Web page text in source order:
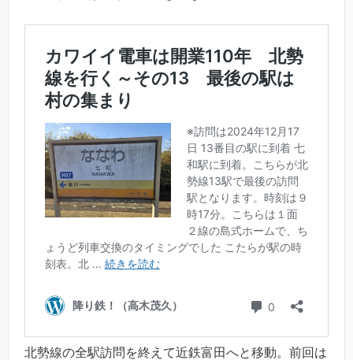
北勢線の全駅訪問を終えて近鉄富田へと移動。前回は